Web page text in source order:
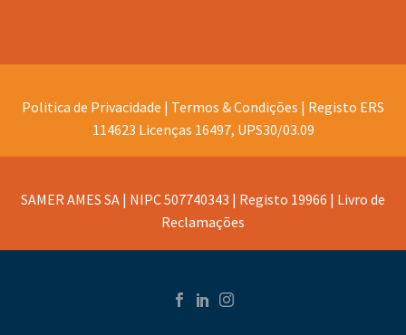
Politica de Privacidade | Termos & Condições | Registo ERS
114623 Licenças 16497, UPS30/03.09
SAMER AMES SA | NIPC 507740343 | Registo 19966 | Livro de
Reclamações